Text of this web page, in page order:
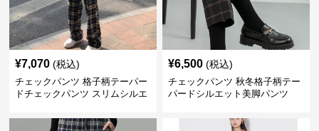
¥7,070 (税込)
チェックパンツ 格子柄テーパー
ドチェックパンツ スリムシルエ
¥6,500 (税込)
チェックパンツ 秋冬格子柄テー
パードシルエット美脚パンツ